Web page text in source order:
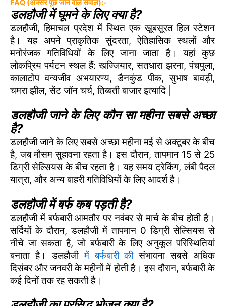
FAQ (अक्सर पूछे जाने वाले सवाल):-
डलहौजी में घूमने के लिए क्या है?
डलहौजी, हिमाचल प्रदेश में स्थित एक खूबसूरत हिल स्टेशन
है। यह अपने प्राकृतिक सुंदरता, ऐतिहासिक स्थलों और
मनोरंजक गतिविधियों के लिए जाना जाता है। यहां कुछ
लोकप्रिय पर्यटन स्थल हैं: खज्जियार, सतधारा झरना, पंचपुला,
कालाटोप वन्यजीव अभयारण्य, डैनकुंड पीक, सुभाष बावड़ी,
चमरा झील, सेंट जॉन चर्च, तिब्बती बाजार इत्यादि |
डलहौजी जाने के लिए कौन सा महीना सबसे अच्छा
है?
डलहौजी जाने के लिए सबसे अच्छा महीना मई से अक्टूबर के बीच
है, जब मौसम सुहावना रहता है। इस दौरान, तापमान 15 से 25
डिग्री सेल्सियस के बीच रहता है। यह समय ट्रेकिंग, लंबी पैदल
यात्रा, और अन्य बाहरी गतिविधियों के लिए आदर्श है।
डलहौजी में बर्फ कब पड़ती है?
डलहौजी में बर्फबारी आमतौर पर नवंबर से मार्च के बीच होती है।
सर्दियों के दौरान, डलहौजी में तापमान 0 डिग्री सेल्सियस से
नीचे जा सकता है, जो बर्फबारी के लिए अनुकूल परिस्थितियां
बनाता है। डलहौजीमें बर्फबारी कीसंभावना सबसे अधिक
दिसंबर और जनवरी के महीनों में होती है। इस दौरान, बर्फबारी के
कई दिनों तक रह सकती है।